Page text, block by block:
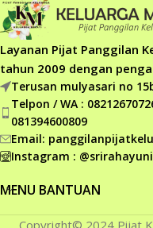
Layanan Pijat Panggilan
tahun 2009 dengan
Terusan mulyasari no
Telpon / WA :
081394600809
Email:
Instagram :
MENU BANTUAN
Copyright© 2024 Pijat